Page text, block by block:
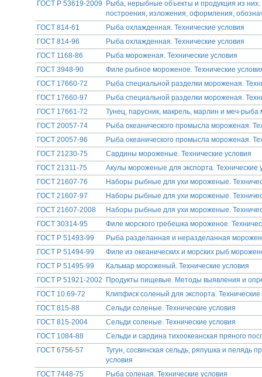
ГОСТ Р 53619-2009
Рыба, нерыбные объекты и продукция из них.
построения, изложения, оформления,
ГОСТ 814-61
Рыба охлажденная. Технические условия
ГОСТ 814-96
Рыба охлажденная. Технические условия
ГОСТ 1168-86
Рыба мороженая. Технические условия
ГОСТ 3948-90
Филе рыбное мороженое. Технические
ГОСТ 17660-72
Рыба специальной разделки мороженая.
ГОСТ 17660-97
Рыба специальной разделки мороженая.
ГОСТ 17661-72
Тунец, парусник, макрель, марлин и меч-
ГОСТ 20057-74
Рыба океанического промысла мороженая.
ГОСТ 20057-96
Рыба океанического промысла мороженая.
ГОСТ 21230-75
Сардины мороженые. Технические условия
ГОСТ 21311-75
Акулы мороженые для экспорта. Технические
ГОСТ 21607-76
Наборы рыбные для ухи мороженые.
ГОСТ 21607-97
Наборы рыбные для ухи мороженые.
ГОСТ 21607-2008
Наборы рыбные для ухи мороженые.
ГОСТ 30314-95
Филе морского гребешка мороженое.
ГОСТ Р 51493-99
Рыба разделанная и неразделанная
ГОСТ Р 51494-99
Филе из океанических и морских рыб
ГОСТ Р 51495-99
Кальмар мороженый. Технические условия
ГОСТ Р 51921-2002
Продукты пищевые. Методы выявления и
ГОСТ 10.69-72
Клипфиск соленый для экспорта. Технические
ГОСТ 815-88
Сельди соленые. Технические условия
ГОСТ 815-2004
Сельди соленые. Технические условия
ГОСТ 1084-88
Сельди и сардина тихоокеанская пряного
ГОСТ 6756-57
Тугун, сосвинская сельдь, ряпушка и пелядь
условия
ГОСТ 7448-75
Рыба соленая. Технические условия